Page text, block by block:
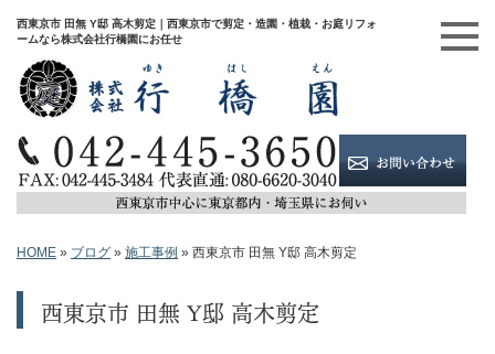
西東京市 田無 Y邸 高木剪定｜西東京市で剪定・造園・植栽・お庭リフォ
ームなら株式会社行橋園にお任せ
HOME » ブログ » 施工事例 » 西東京市 田無 Y邸 高木剪定
西東京市 田無 Y邸 高木剪定